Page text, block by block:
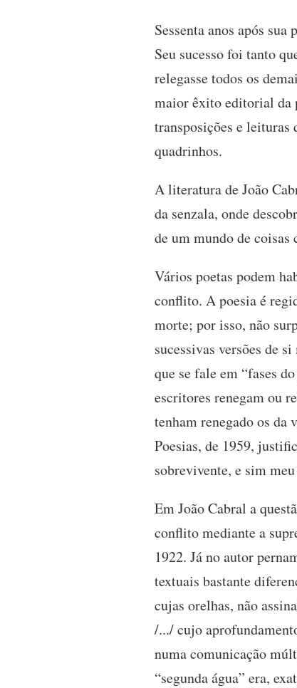
Sessenta anos após
Seu sucesso foi tanto
relegasse todos os
maior êxito editorial da
transposições e
quadrinhos.
A literatura de João
da senzala, onde
de um mundo de coisas
Vários poetas podem
conflito. A poesia é
morte; por isso, não
sucessivas versões de
que se fale em “fases
escritores renegam ou
tenham renegado os da
Poesias, de 1959,
sobrevivente, e sim
Em João Cabral a
conflito mediante a
1922. Já no autor
textuais bastante
cujas orelhas, não
/.../ cujo
numa comunicação
“segunda água” era,